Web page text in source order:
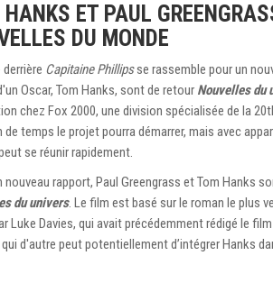
ET PAUL
DU MONDE
Capitaine Phillipsse rassemble pour un
Oscar, Tom Hanks, sont de retour Nouvelles du
chez Fox 2000, une division spécialisée de la
de temps le projet pourra démarrer, mais avec
se réunir rapidement.
nouveau rapport, Paul Greengrass et Tom Hanks
du univers. Le film est basé sur le roman le plus
Luke Davies, qui avait précédemment rédigé le
d'autre peut potentiellement d’intégrer Hanks